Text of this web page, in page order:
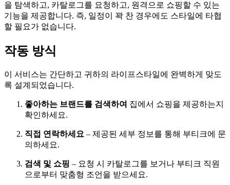
을 탐색하고, 카탈로그를 요청하고, 원격으로 쇼핑할 수 있는
기능을 제공합니다. 즉, 일정이 꽉 찬 경우에도 스타일에 타협
할 필요가 없습니다.
작동 방식
이 서비스는 간단하고 귀하의 라이프스타일에 완벽하게 맞도
록 설계되었습니다.
좋아하는 브랜드를 검색하여 집에서 쇼핑을 제공하는지
확인하세요.
직접 연락하세요 – 제공된 세부 정보를 통해 부티크에 문
의하세요.
검색 및 쇼핑 – 요청 시 카탈로그를 보거나 부티크 직원
으로부터 맞춤형 조언을 받으세요.